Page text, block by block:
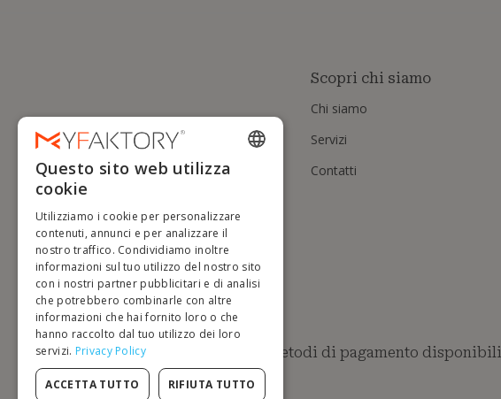
Scopri chi siamo
Chi siamo
Servizi
Contatti
Metodi di pagamento disponibili
ENGLISH
DUTCH
GERMAN
PORTUGUESE
POLISH
Questo sito web utilizza
cookie
Utilizziamo i cookie per personalizzare
contenuti, annunci e per analizzare il
nostro traffico. Condividiamo inoltre
informazioni sul tuo utilizzo del nostro sito
con i nostri partner pubblicitari e di analisi
che potrebbero combinarle con altre
informazioni che hai fornito loro o che
hanno raccolto dal tuo utilizzo dei loro
servizi. Privacy Policy
ACCETTA TUTTO RIFIUTA TUTTO